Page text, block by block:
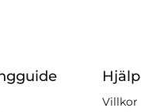
Hjälp
Villkor